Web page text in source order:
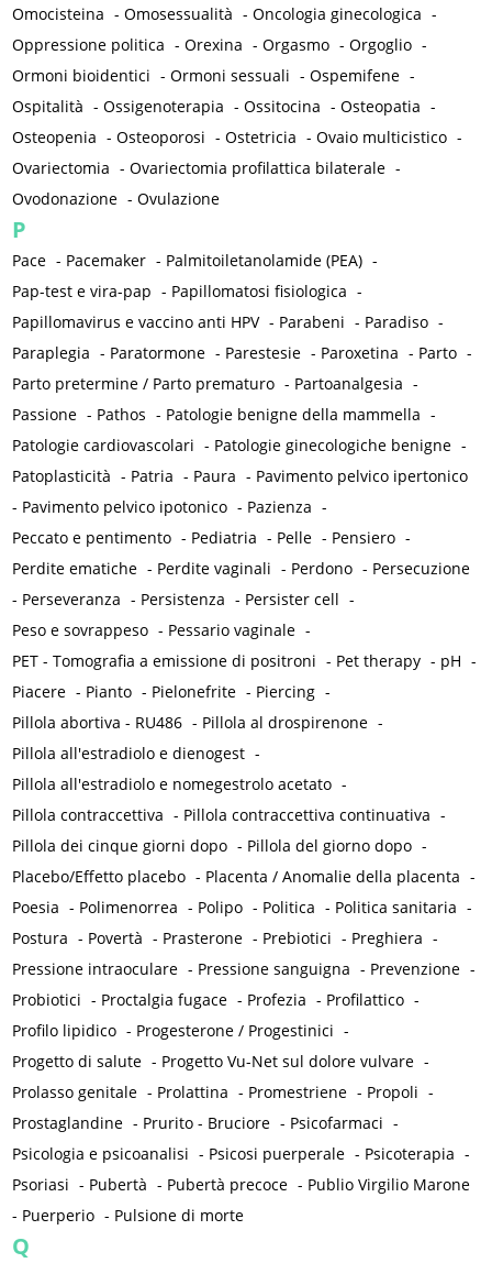
Omocisteina -Omosessualità -Oncologia ginecologica -
Oppressione politica -Orexina -Orgasmo -Orgoglio -
Ormoni bioidentici -Ormoni sessuali -Ospemifene -
Ospitalità -Ossigenoterapia -Ossitocina -Osteopatia -
Osteopenia -Osteoporosi -Ostetricia -Ovaio multicistico -
Ovariectomia -Ovariectomia profilattica bilaterale -
Ovodonazione -Ovulazione
P
Pace - Pacemaker - Palmitoiletanolamide (PEA) -
Pap-test e vira-pap - Papillomatosi fisiologica -
Papillomavirus e vaccino anti HPV - Parabeni - Paradiso -
Paraplegia - Paratormone - Parestesie - Paroxetina - Parto -
Parto pretermine / Parto prematuro - Partoanalgesia -
Passione - Pathos - Patologie benigne della mammella -
Patologie cardiovascolari - Patologie ginecologiche benigne -
Patoplasticità - Patria - Paura - Pavimento pelvico ipertonico
- Pavimento pelvico ipotonico - Pazienza -
Peccato e pentimento - Pediatria - Pelle - Pensiero -
Perdite ematiche - Perdite vaginali - Perdono - Persecuzione
- Perseveranza - Persistenza - Persister cell -
Peso e sovrappeso - Pessario vaginale -
PET - Tomografia a emissione di positroni - Pet therapy - pH -
Piacere - Pianto - Pielonefrite - Piercing -
Pillola abortiva - RU486 - Pillola al drospirenone -
Pillola all'estradiolo e dienogest -
Pillola all'estradiolo e nomegestrolo acetato -
Pillola contraccettiva - Pillola contraccettiva continuativa -
Pillola dei cinque giorni dopo - Pillola del giorno dopo -
Placebo/Effetto placebo - Placenta / Anomalie della placenta -
Poesia - Polimenorrea - Polipo - Politica - Politica sanitaria -
Postura - Povertà - Prasterone - Prebiotici - Preghiera -
Pressione intraoculare - Pressione sanguigna - Prevenzione -
Probiotici - Proctalgia fugace - Profezia - Profilattico -
Profilo lipidico - Progesterone / Progestinici -
Progetto di salute - Progetto Vu-Net sul dolore vulvare -
Prolasso genitale - Prolattina - Promestriene - Propoli -
Prostaglandine - Prurito - Bruciore - Psicofarmaci -
Psicologia e psicoanalisi - Psicosi puerperale - Psicoterapia -
Psoriasi - Pubertà - Pubertà precoce - Publio Virgilio Marone
- Puerperio - Pulsione di morte
Q